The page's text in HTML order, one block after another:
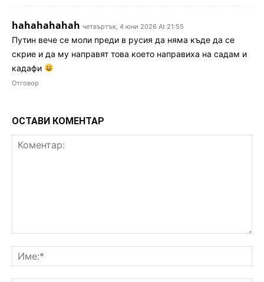
hahahahahah четвъртък, 4 юни 2026 At 21:55
Путин вече се моли преди в русия да няма къде да се
скрие и да му направят това което направиха на садам и
кадафи
Отговор
ОСТАВИ КОМЕНТАР